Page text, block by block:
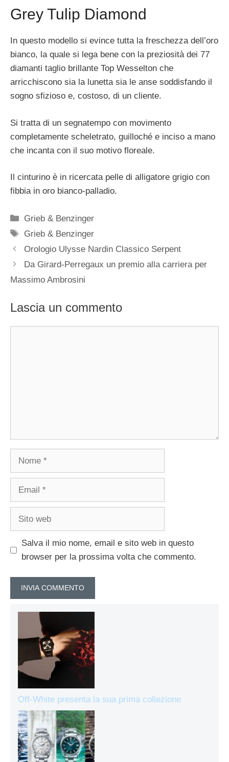
Grey Tulip Diamond
In questo modello si evince tutta la freschezza dell’oro
bianco, la quale si lega bene con la preziosità dei 77
diamanti taglio brillante Top Wesselton che
arricchiscono sia la lunetta sia le anse soddisfando il
sogno sfizioso e, costoso, di un cliente.
Si tratta di un segnatempo con movimento
completamente scheletrato, guilloché e inciso a mano
che incanta con il suo motivo floreale.
Il cinturino è in ricercata pelle di alligatore grigio con
fibbia in oro bianco-palladio.
Categorie
Grieb & Benzinger
Tag
Grieb & Benzinger
Navigazione
articolo
Orologio Ulysse Nardin Classico Serpent
Da Girard-Perregaux un premio alla carriera per
Massimo Ambrosini
Lascia un commento
Nome
Email
Sito
Salva il mio nome, email e sito web in questo
browser per la prossima volta che commento.
Off-White presenta la sua prima collezione